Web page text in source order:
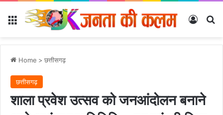
Menu Log In
Home > छत्तीसगढ़
छत्तीसगढ़
शाला प्रवेश उत्सव को जनआंदोलन बनाने